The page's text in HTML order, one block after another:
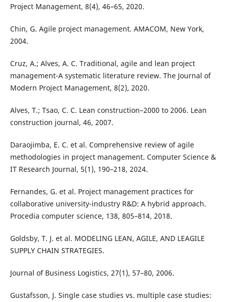
Project Management, 8(4), 46–65, 2020.
Chin, G. Agile project management. AMACOM, New York,
2004.
Cruz, A.; Alves, A. C. Traditional, agile and lean project
management-A systematic literature review. The Journal of
Modern Project Management, 8(2), 2020.
Alves, T.; Tsao, C. C. Lean construction–2000 to 2006. Lean
construction journal, 46, 2007.
Daraojimba, E. C. et al. Comprehensive review of agile
methodologies in project management. Computer Science &
IT Research Journal, 5(1), 190–218, 2024.
Fernandes, G. et al. Project management practices for
collaborative university-industry R&D: A hybrid approach.
Procedia computer science, 138, 805–814, 2018.
Goldsby, T. J. et al. MODELING LEAN, AGILE, AND LEAGILE
SUPPLY CHAIN STRATEGIES.
Journal of Business Logistics, 27(1), 57–80, 2006.
Gustafsson, J. Single case studies vs. multiple case studies: